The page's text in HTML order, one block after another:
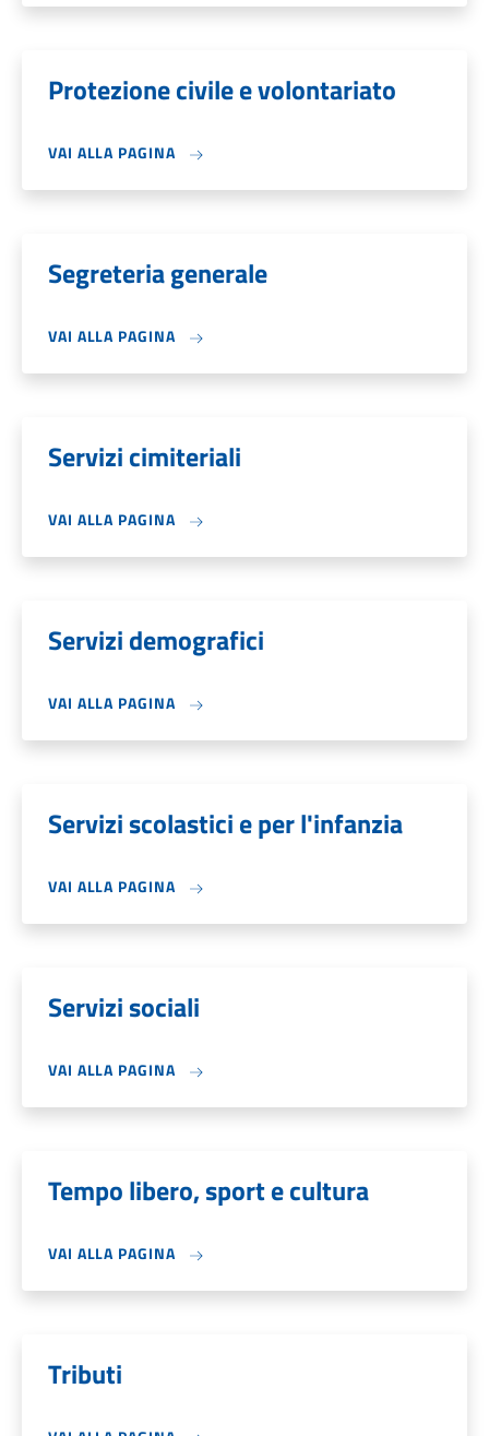
Protezione civile e volontariato
VAI ALLA PAGINA
Segreteria generale
VAI ALLA PAGINA
Servizi cimiteriali
VAI ALLA PAGINA
Servizi demografici
VAI ALLA PAGINA
Servizi scolastici e per l'infanzia
VAI ALLA PAGINA
Servizi sociali
VAI ALLA PAGINA
Tempo libero, sport e cultura
VAI ALLA PAGINA
Tributi